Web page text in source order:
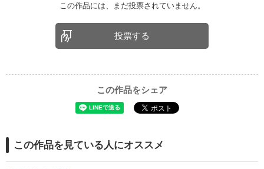
この作品には、まだ投票されていません。
投票する
この作品をシェア
この作品を見ている人にオススメ